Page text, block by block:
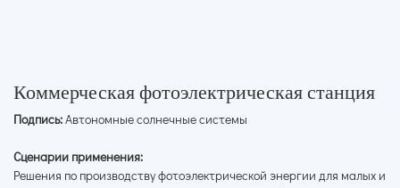
Коммерческая фотоэлектрическая станция
Подпись:Автономные солнечные системы
Сценарии применения:
Решения по производству фотоэлектрической энергии для малых и